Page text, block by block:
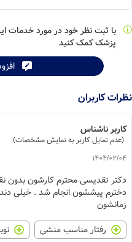
با ثبت نظر خود در مورد خدمات
پزشک کمک کنید
نظرات کاربران
کاربر ناشناس
(عدم تمایل کاربر به نمایش مشخصات)
1404/02/04
دکتر تقدیسی محترم کارشون بدون
دخترم پیششون انجام شد . خیلی
زمانشون
رفتار مناسب منشی